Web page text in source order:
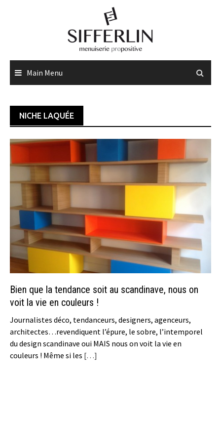
Main Menu
NICHE LAQUÉE
Bien que la tendance soit au scandinave, nous on
voit la vie en couleurs !
Journalistes déco, tendanceurs, designers, agenceurs,
architectes…revendiquent l’épure, le sobre, l’intemporel
du design scandinave oui MAIS nous on voit la vie en
couleurs ! Même si les […]